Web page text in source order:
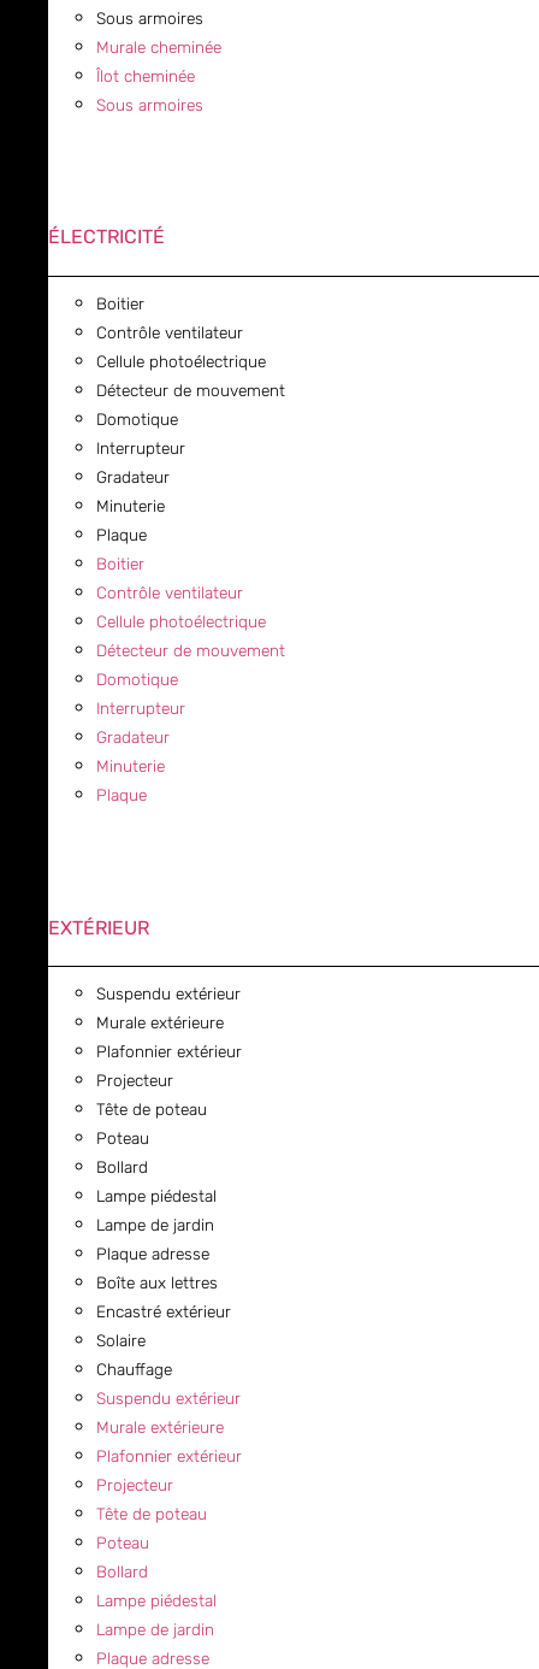
Sous armoires
Murale cheminée
Îlot cheminée
Sous armoires
ÉLECTRICITÉ
Boitier
Contrôle ventilateur
Cellule photoélectrique
Détecteur de mouvement
Domotique
Interrupteur
Gradateur
Minuterie
Plaque
Boitier
Contrôle ventilateur
Cellule photoélectrique
Détecteur de mouvement
Domotique
Interrupteur
Gradateur
Minuterie
Plaque
EXTÉRIEUR
Suspendu extérieur
Murale extérieure
Plafonnier extérieur
Projecteur
Tête de poteau
Poteau
Bollard
Lampe piédestal
Lampe de jardin
Plaque adresse
Boîte aux lettres
Encastré extérieur
Solaire
Chauffage
Suspendu extérieur
Murale extérieure
Plafonnier extérieur
Projecteur
Tête de poteau
Poteau
Bollard
Lampe piédestal
Lampe de jardin
Plaque adresse